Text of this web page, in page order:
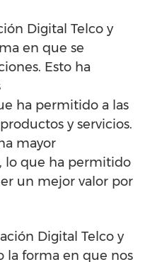
Digital Telco y
en que se
Esto ha
ha permitido a las
y servicios.
mayor
lo que ha permitido
un mejor valor por
Digital Telco y
la forma en que nos